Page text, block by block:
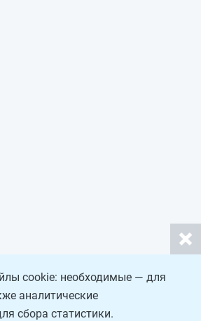
cookie: необходимые — для
аналитические
сбора статистики.